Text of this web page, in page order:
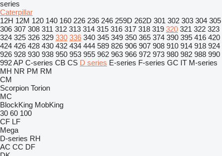
series
Caterpillar
12H 12M 120 140 160 226 236 246 259D 262D 301 302 303 304 305
306 307 308 311 312 313 314 315 316 317 318 319 320 321 322 323
324 325 326 329 330 336 340 345 349 350 365 374 390 395 416 420
424 426 428 430 432 434 444 589 826 906 907 908 910 914 918 924
926 928 930 938 950 953 955 962 963 966 972 973 980 982 988 990
992AP C-series CB CS D series E-series F-series GC IT M-series
MH NR PM RM
CM
Scorpion Torion
MC
BlockKing MobKing
30 60 100
CF LF
Mega
D-series RH
AC CC DF